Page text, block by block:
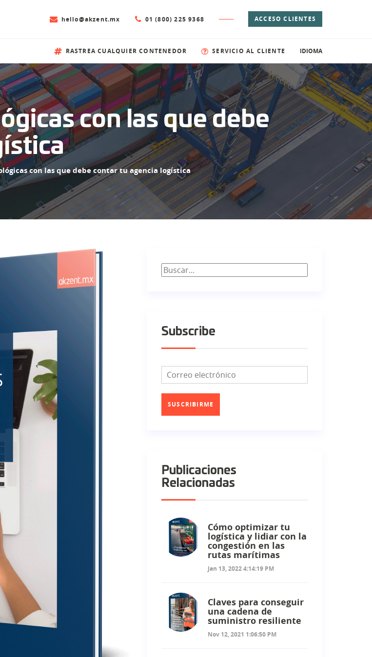
hello@akzent.mx 01 (800) 225 9368 ACCESO CLIENTES
RASTREA CUALQUIER CONTENEDOR SERVICIO AL CLIENTE IDIOMA
con las que debe
con las que debe contar tu agencia logística
Subscribe
SUSCRIBIRME
Publicaciones
Relacionadas
Cómo optimizar tu
logística y lidiar con la
congestión en las
rutas marítimas
Jan 13, 2022 4:14:19 PM
Claves para conseguir
una cadena de
suministro resiliente
Nov 12, 2021 1:06:50 PM